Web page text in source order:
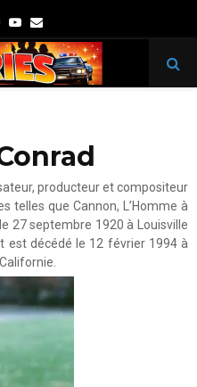
Youtube
Email
producteur et compositeur
telles que Cannon, L’Homme à
27 septembre 1920 à Louisville
est décédé le 12 février 1994 à